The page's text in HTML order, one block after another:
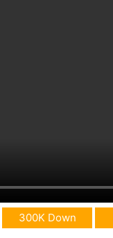
300K Down